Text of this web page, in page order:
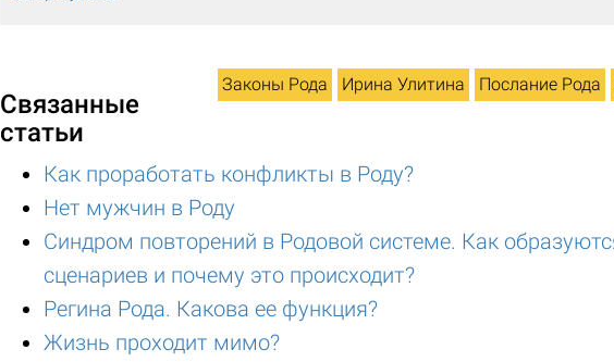
Законы Рода Ирина Улитина Послание Рода
Связанные
статьи
Как проработать конфликты в Роду?
Нет мужчин в Роду
Синдром повторений в Родовой системе. Как
сценариев и почему это происходит?
Регина Рода. Какова ее функция?
Жизнь проходит мимо?